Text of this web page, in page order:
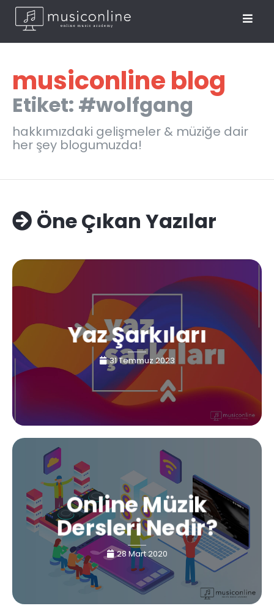
musiconline blog
Etiket: #wolfgang
hakkımızdaki gelişmeler & müziğe dair
her şey blogumuzda!
Öne Çıkan Yazılar
Yaz Şarkıları
31 Temmuz 2023
Online Müzik
Dersleri Nedir?
28 Mart 2020